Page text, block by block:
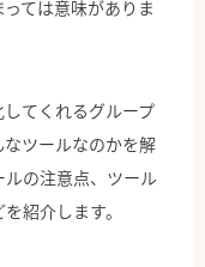
ては意味がありま
てくれるグループ
ツールなのかを解
の注意点、ツール
紹介します。